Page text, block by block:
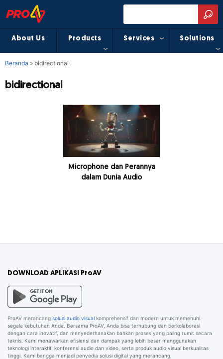
About Us Products Services Solutions
Beranda » bidirectional
bidirectional
Microphone dan Perannya
dalam Dunia Audio
DOWNLOAD APLIKASI ProAV
ProAV merancang solusi audio visual komprehensif dan modern untuk memenuhi
segala kebutuhan Anda. Bersama ProAV, Anda bisa terhubung dan berkolaborasi
dengan cara inovatif, dan menyederhanakan bahkan proses yang paling rumit secara
teknis. Kami menawarkan efisiensi dan dampak yang lebih besar menggunakan
teknologi interaktif, konferensi audio dan video, serta produk audio visual berkualitas
tinggi. Kami bangga menjadi penyedia solusi digital yang merancang,